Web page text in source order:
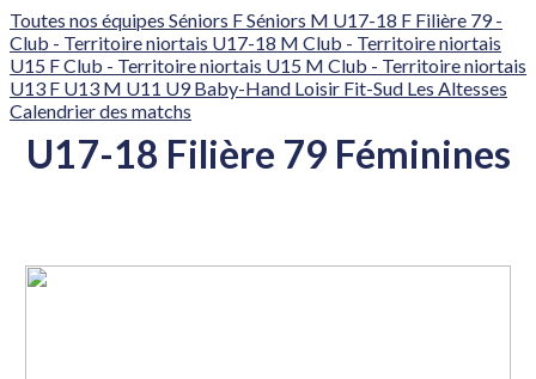
Toutes nos équipes Séniors FSéniors M U17-18 F Filière 79 -
Club - Territoire niortais U17-18 M Club - Territoire niortais
U15 F Club - Territoire niortais U15 M Club - Territoire niortais
U13 F U13 M U11 U9Baby-Hand Loisir Fit-Sud Les Altesses
Calendrier des matchs
U17-18 Filière 79 Féminines